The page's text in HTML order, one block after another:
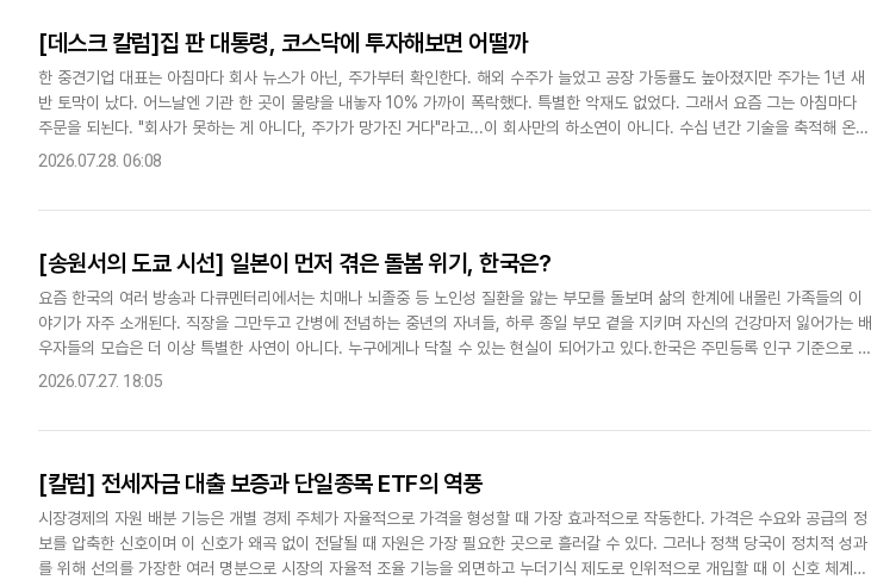
[데스크 칼럼]집 판 대통령, 코스닥에 투자해보면 어떨까
한 중견기업 대표는 아침마다 회사 뉴스가 아닌, 주가부터 확인한다. 해외 수주가 늘었고 공장 가동률도 높아졌지만 주가는 1년 새
반 토막이 났다. 어느날엔 기관 한 곳이 물량을 내놓자 10% 가까이 폭락했다. 특별한 악재도 없었다. 그래서 요즘 그는 아침마다
주문을 되뇐다. "회사가 못하는 게 아니다, 주가가 망가진 거다"라고...이 회사만의 하소연이 아니다. 수십 년간 기술을 축적해 온
중소·중견기업들은 "실적이 좋아도 시장이 알아주지 않는..
2026.07.28. 06:08
[송원서의 도쿄 시선] 일본이 먼저 겪은 돌봄 위기, 한국은?
요즘 한국의 여러 방송과 다큐멘터리에서는 치매나 뇌졸중 등 노인성 질환을 앓는 부모를 돌보며 삶의 한계에 내몰린 가족들의 이
야기가 자주 소개된다. 직장을 그만두고 간병에 전념하는 중년의 자녀들, 하루 종일 부모 곁을 지키며 자신의 건강마저 잃어가는 배
우자들의 모습은 더 이상 특별한 사연이 아니다. 누구에게나 닥칠 수 있는 현실이 되어가고 있다.한국은 주민등록 인구 기준으로 지
난해 말 초고령사회에 진입했다. 65세 이상 인구가 전체의 20%를 넘..
2026.07.27. 18:05
[칼럼] 전세자금 대출 보증과 단일종목 ETF의 역풍
시장경제의 자원 배분 기능은 개별 경제 주체가 자율적으로 가격을 형성할 때 가장 효과적으로 작동한다. 가격은 수요와 공급의 정
보를 압축한 신호이며 이 신호가 왜곡 없이 전달될 때 자원은 가장 필요한 곳으로 흘러갈 수 있다. 그러나 정책 당국이 정치적 성과
를 위해 선의를 가장한 여러 명분으로 시장의 자율적 조율 기능을 외면하고 누더기식 제도로 인위적으로 개입할 때 이 신호 체계는